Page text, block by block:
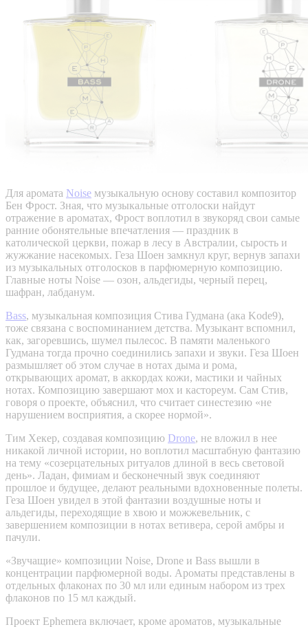
Для аромата Noise музыкальную основу составил композитор
Бен Фрост. Зная, что музыкальные отголоски найдут
отражение в ароматах, Фрост воплотил в звукоряд свои самые
ранние обонятельные впечатления — праздник в
католической церкви, пожар в лесу в Австралии, сырость и
жужжание насекомых. Геза Шоен замкнул круг, вернув запахи
из музыкальных отголосков в парфюмерную композицию.
Главные ноты Noise — озон, альдегиды, черный перец,
шафран, лабданум.
Bass, музыкальная композиция Стива Гудмана (ака Kode9),
тоже связана с воспоминанием детства. Музыкант вспомнил,
как, загоревшись, шумел пылесос. В памяти маленького
Гудмана тогда прочно соединились запахи и звуки. Геза Шоен
размышляет об этом случае в нотах дыма и рома,
открывающих аромат, в аккордах кожи, мастики и чайных
нотах. Композицию завершают мох и кастореум. Сам Стив,
говоря о проекте, объяснил, что считает синестезию «не
нарушением восприятия, а скорее нормой».
Тим Хекер, создавая композицию Drone, не вложил в нее
никакой личной истории, но воплотил масштабную фантазию
на тему «созерцательных ритуалов длиной в весь световой
день». Ладан, фимиам и бесконечный звук соединяют
прошлое и будущее, делают реальными вдохновенные полеты.
Геза Шоен увидел в этой фантазии воздушные ноты и
альдегиды, переходящие в хвою и можжевельник, с
завершением композиции в нотах ветивера, серой амбры и
пачули.
«Звучащие» композиции Noise, Drone и Bass вышли в
концентрации парфюмерной воды. Ароматы представлены в
отдельных флаконах по 30 мл или единым набором из трех
флаконов по 15 мл каждый.
Проект Ephemera включает, кроме ароматов, музыкальные